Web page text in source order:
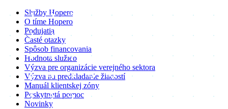
Služby Hopero
O tíme Hopero
Podujatia
Časté otázky
Spôsob financovania
Hodnota služieb
Výzva pre organizácie verejného sektora
Výzva na predkladanie žiadostí
Manuál klientskej zóny
Poskytnutá pomoc
Novinky